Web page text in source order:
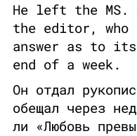
He left the
the editor, who
answer as to
end of a week.
Он отдал
обещал через
ли «Любовь